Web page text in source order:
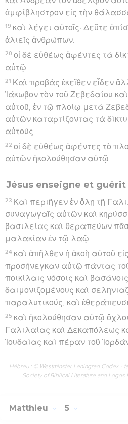
ἀμφίβληστρον εἰς τὴν
19 καὶ λέγει αὐτοῖς· Δεῦτε
ἁλιεῖς ἀνθρώπων.
20 οἱ δὲ εὐθέως ἀφέντες τὰ
αὐτῷ.
21 Καὶ προβὰς ἐκεῖθεν εἶδεν
Ἰάκωβον τὸν τοῦ Ζεβεδαίου
αὐτοῦ, ἐν τῷ πλοίῳ μετὰ
αὐτῶν καταρτίζοντας τὰ
αὐτούς.
22 οἱ δὲ εὐθέως ἀφέντες τὸ
αὐτῶν ἠκολούθησαν αὐτῷ.
Jésus enseigne et guérit
23 Καὶ περιῆγεν ἐν ὅλῃ τῇ
συναγωγαῖς αὐτῶν καὶ
βασιλείας καὶ θεραπεύων
μαλακίαν ἐν τῷ λαῷ.
24 καὶ ἀπῆλθεν ἡ ἀκοὴ αὐτοῦ
προσήνεγκαν αὐτῷ πάντας
ποικίλαις νόσοις καὶ
δαιμονιζομένους καὶ
παραλυτικούς, καὶ
25 καὶ ἠκολούθησαν αὐτῷ
Γαλιλαίας καὶ Δεκαπόλεως
Ἰουδαίας καὶ πέραν τοῦ
Hébreu : © Westminster Leningrad Codex -
Society of Biblical Literature and Logos
Matthieu 5